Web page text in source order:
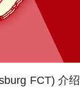
FCT) 介绍